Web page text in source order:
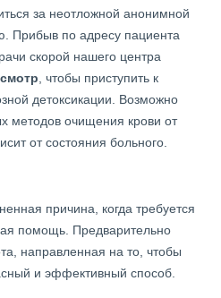
за неотложной анонимной
Прибыв по адресу пациента
скорой нашего центра
, чтобы приступить к
детоксикации. Возможно
методов очищения крови от
от состояния больного.
причина, когда требуется
помощь. Предварительно
направленная на то, чтобы
и эффективный способ.